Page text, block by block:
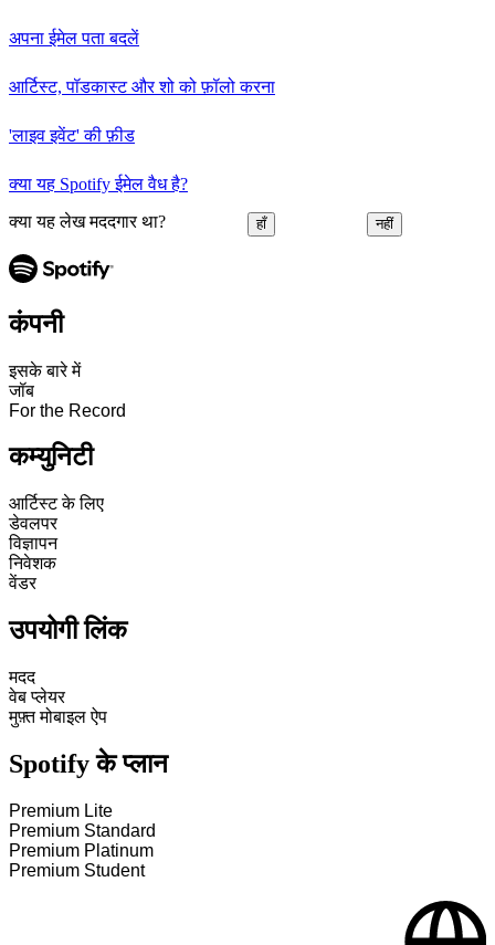
अपना ईमेल पता बदलें
आर्टिस्ट, पॉडकास्ट और शो को फ़ॉलो करना
'लाइव इवेंट' की फ़ीड
क्या यह Spotify ईमेल वैध है?
क्या यह लेख मददगार था? हाँ नहीं
कंपनी
इसके बारे में
जॉब
For the Record
कम्युनिटी
आर्टिस्ट के लिए
डेवलपर
विज्ञापन
निवेशक
वेंडर
उपयोगी लिंक
मदद
वेब प्लेयर
मुफ़्त मोबाइल ऐप
Spotify के प्लान
Premium Lite
Premium Standard
Premium Platinum
Premium Student